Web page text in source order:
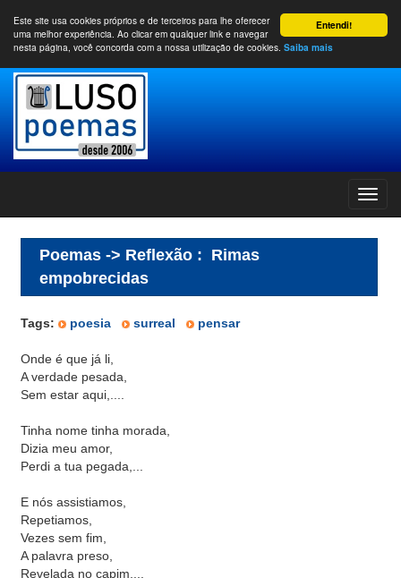
Entendi!
Este site usa cookies próprios e de terceiros para lhe oferecer
uma melhor experiência. Ao clicar em qualquer link e navegar
nesta página, você concorda com a nossa utilização de cookies. Saiba mais
Poemas -> Reflexão : Rimas
empobrecidas
Tags: poesia surreal pensar
Onde é que já li,
A verdade pesada,
Sem estar aqui,....
Tinha nome tinha morada,
Dizia meu amor,
Perdi a tua pegada,...
E nós assistiamos,
Repetiamos,
Vezes sem fim,
A palavra preso,
Revelada no capim,...